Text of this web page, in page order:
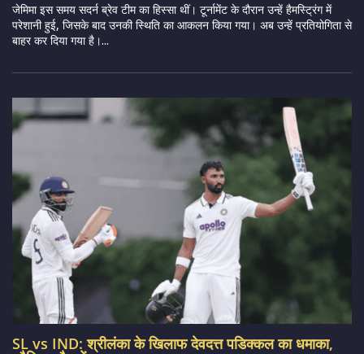
जेमिमा इस समय सदर्न ब्रेव टीम का हिस्सा थीं। टूर्नामेंट के दौरान उन्हें हैमस्ट्रिंग में
परेशानी हुई, जिसके बाद उनकी स्थिति का आकलन किया गया। अब उन्हें प्रतियोगिता से
बाहर कर दिया गया है।...
SL vs IND: श्रीलंका के खिलाफ देवदत्त पडिक्कल का धमाका,